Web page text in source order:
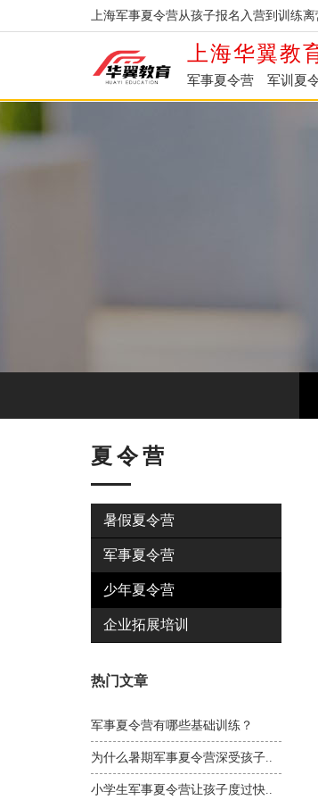
上海军事夏令营从孩子报名入营到训练
上海华翼教
军事夏令营 军训夏
夏令营
暑假夏令营
军事夏令营
少年夏令营
企业拓展培训
热门文章
军事夏令营有哪些基础训练？
为什么暑期军事夏令营深受孩子..
小学生军事夏令营让孩子度过快..